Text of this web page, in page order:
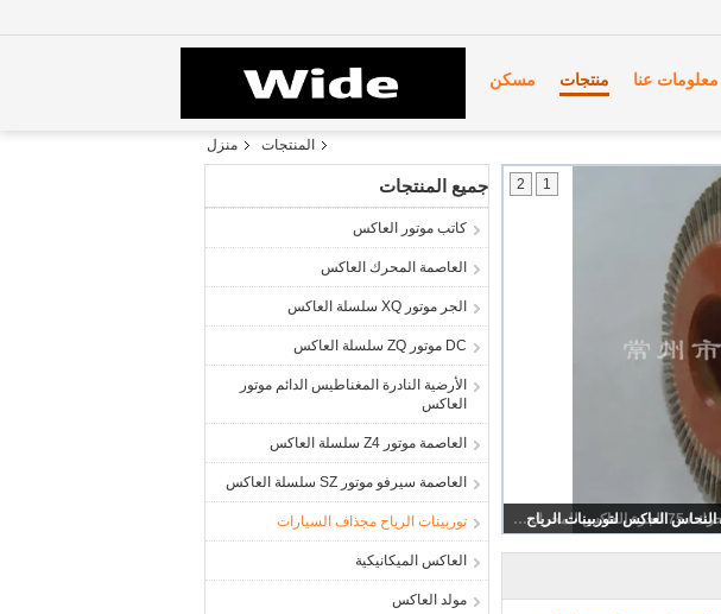
مسكن منتجات معلومات عنا
منزل المنتجات
جميع المنتجات
كاتب موتور العاكس
العاصمة المحرك العاكس
الجر موتور XQ سلسلة العاكس
DC موتور ZQ سلسلة العاكس
الأرضية النادرة المغناطيس الدائم موتور
العاكس
العاصمة موتور Z4 سلسلة العاكس
العاصمة سيرفو موتور SZ سلسلة العاكس
توربينات الرياح مجذاف السيارات
العاكس الميكانيكية
مولد العاكس
التوربينات الريحية القابلة للاشتعال المحرك عاكس المحرك / 75 الجزء العاكس للمحرك عرة
1
2